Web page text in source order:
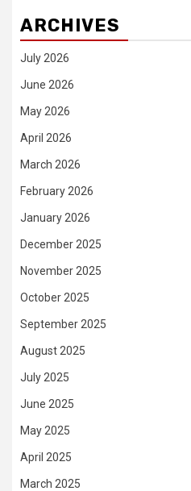
ARCHIVES
July 2026
June 2026
May 2026
April 2026
March 2026
February 2026
January 2026
December 2025
November 2025
October 2025
September 2025
August 2025
July 2025
June 2025
May 2025
April 2025
March 2025